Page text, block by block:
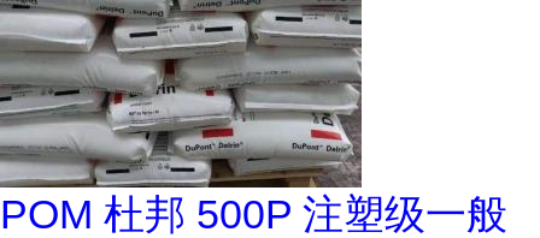
POM 杜邦 500P 注塑级一般